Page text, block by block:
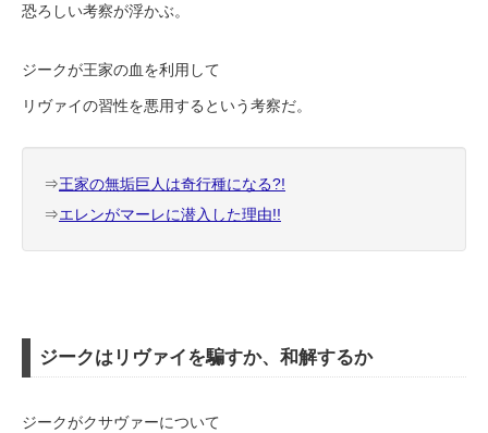
恐ろしい考察が浮かぶ。
ジークが王家の血を利用して
リヴァイの習性を悪用するという考察だ。
⇒王家の無垢巨人は奇行種になる?!
⇒エレンがマーレに潜入した理由!!
ジークはリヴァイを騙すか、和解するか
ジークがクサヴァーについて